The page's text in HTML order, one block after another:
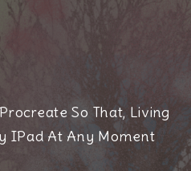
So That, Living
IPad At Any Moment